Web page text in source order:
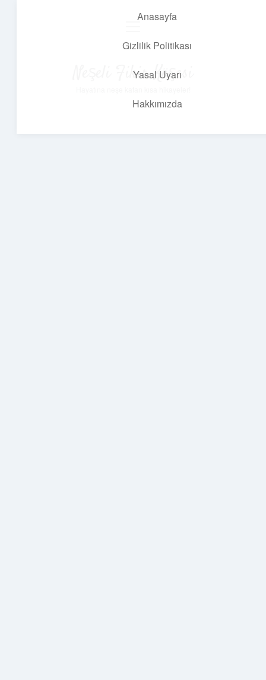
Anasayfa
Gizlilik Politikası
Yasal Uyarı
Hakkımızda
Neşeli Fikir Köşesi